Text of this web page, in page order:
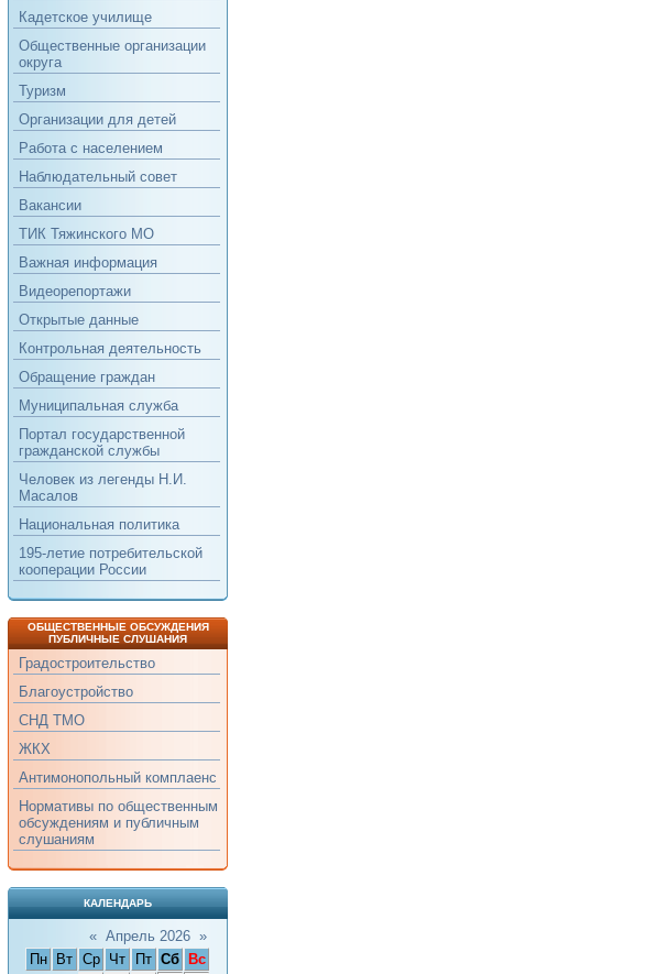
Кадетское училище
Общественные организации
округа
Туризм
Организации для детей
Работа с населением
Наблюдательный совет
Вакансии
ТИК Тяжинского МО
Важная информация
Видеорепортажи
Открытые данные
Контрольная деятельность
Обращение граждан
Муниципальная служба
Портал государственной
гражданской службы
Человек из легенды Н.И.
Масалов
Национальная политика
195-летие потребительской
кооперации России
ОБЩЕСТВЕННЫЕ ОБСУЖДЕНИЯ
ПУБЛИЧНЫЕ СЛУШАНИЯ
Градостроительство
Благоустройство
СНД ТМО
ЖКХ
Антимонопольный комплаенс
Нормативы по общественным
обсуждениям и публичным
слушаниям
КАЛЕНДАРЬ
« Апрель 2026 »
Пн
Вт Ср Чт Пт Сб
Вс